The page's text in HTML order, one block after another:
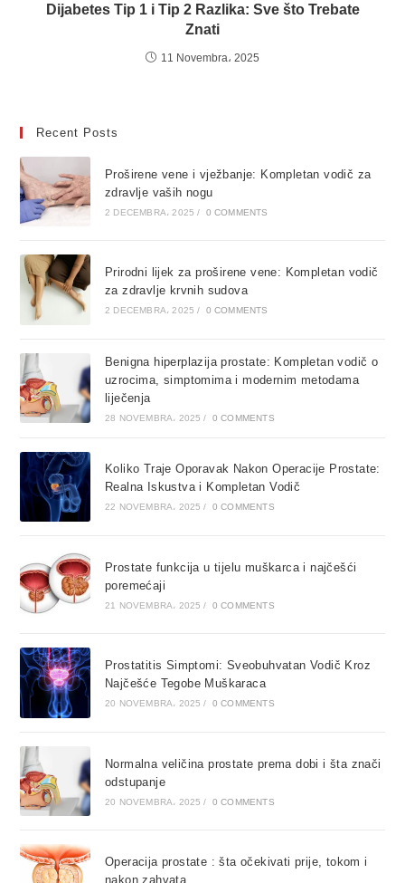
Dijabetes Tip 1 i Tip 2 Razlika: Sve što Trebate
Znati
11 Novembra، 2025
Recent Posts
Proširene vene i vježbanje: Kompletan vodič za
zdravlje vaših nogu
2 DECEMBRA، 2025 / 0 COMMENTS
Prirodni lijek za proširene vene: Kompletan vodič
za zdravlje krvnih sudova
2 DECEMBRA، 2025 / 0 COMMENTS
Benigna hiperplazija prostate: Kompletan vodič o
uzrocima, simptomima i modernim metodama
liječenja
28 NOVEMBRA، 2025 / 0 COMMENTS
Koliko Traje Oporavak Nakon Operacije Prostate:
Realna Iskustva i Kompletan Vodič
22 NOVEMBRA، 2025 / 0 COMMENTS
Prostate funkcija u tijelu muškarca i najčešći
poremećaji
21 NOVEMBRA، 2025 / 0 COMMENTS
Prostatitis Simptomi: Sveobuhvatan Vodič Kroz
Najčešće Tegobe Muškaraca
20 NOVEMBRA، 2025 / 0 COMMENTS
Normalna veličina prostate prema dobi i šta znači
odstupanje
20 NOVEMBRA، 2025 / 0 COMMENTS
Operacija prostate : šta očekivati prije, tokom i
nakon zahvata